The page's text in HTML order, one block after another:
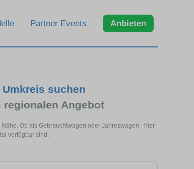
Partner Events Anbieten
suchen
regionalen Angebot
Ob als Gebrauchtwagen oder Jahreswagen - hier
verfügbar sind.